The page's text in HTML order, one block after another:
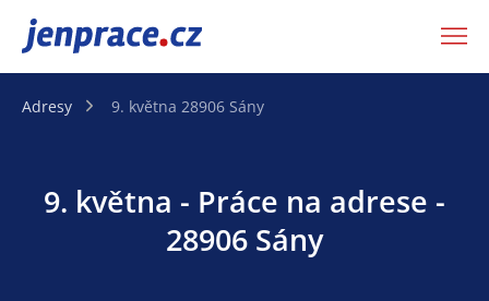
JenPráce.cz
Adresy 9. května 28906 Sány
9. května - Práce na adrese -
28906 Sány